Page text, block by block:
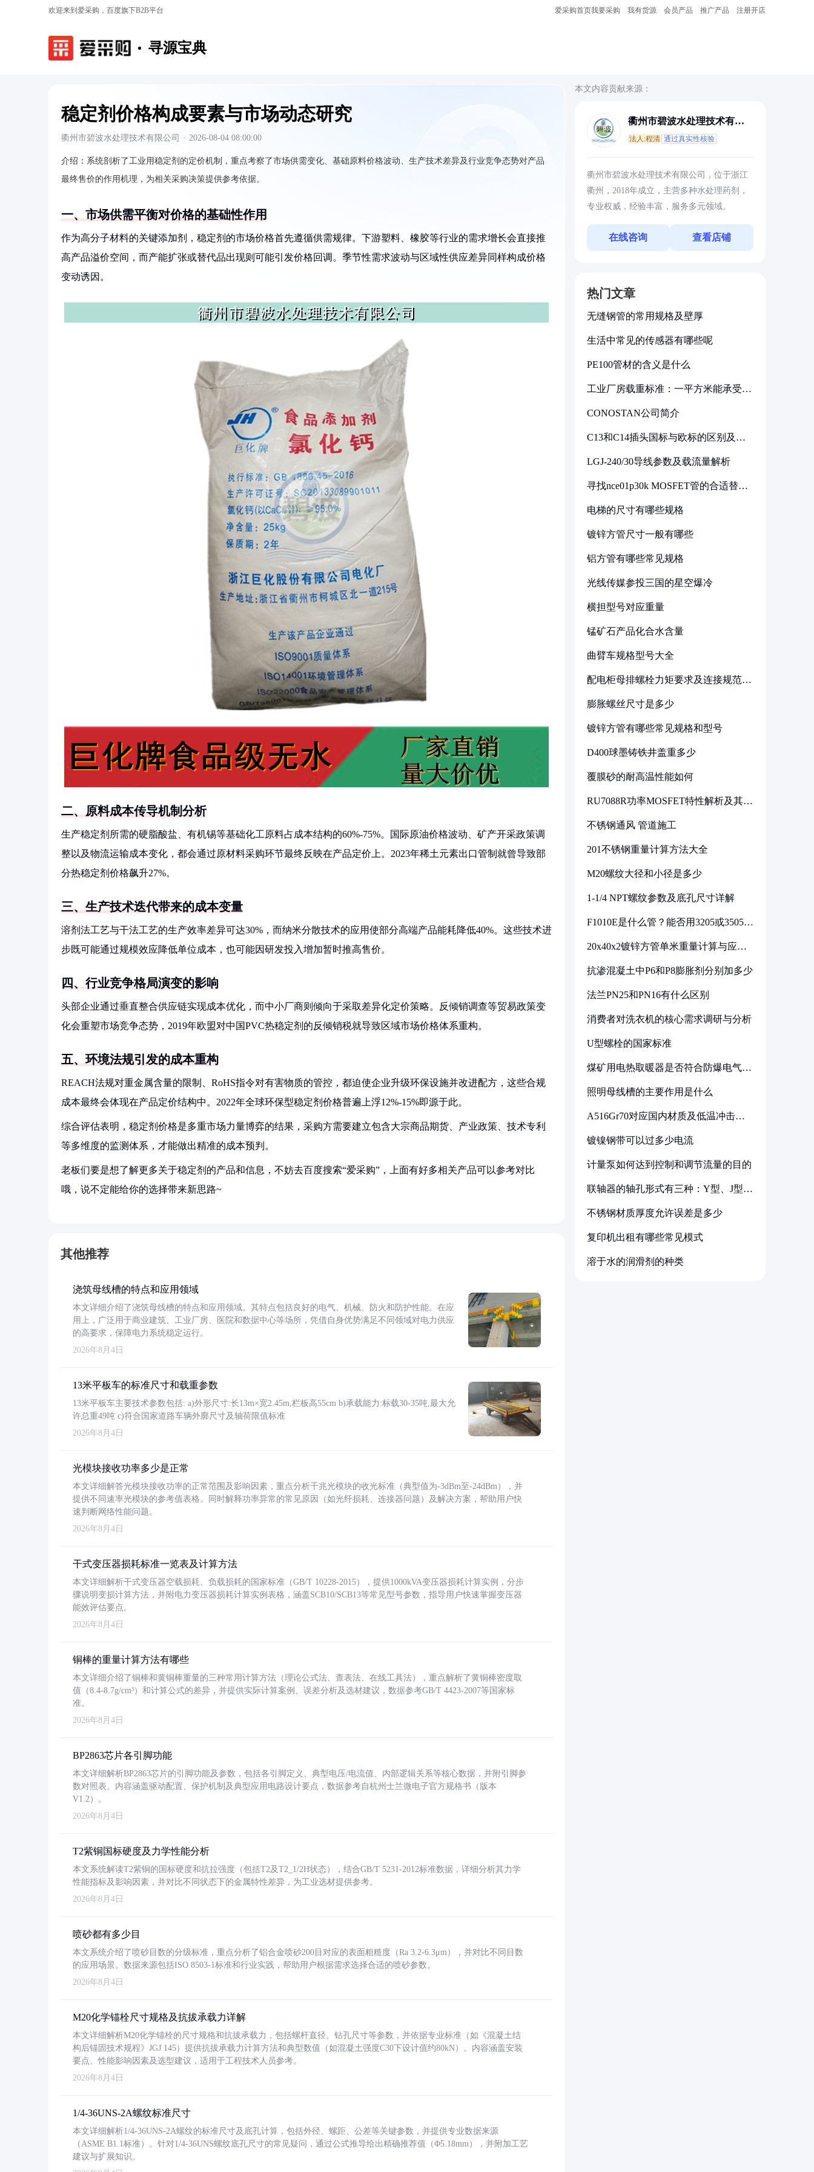
欢迎来到爱采购，百度旗下B2B平台 爱采购首页我要采购 我有货源 会员产品 推广产品 注册开店
寻源宝典
稳定剂价格构成要素与市场动态研究
衢州市碧波水处理技术有限公司 · 2026-08-04 08:00:00
介绍： 系统剖析了工业用稳定剂的定价机制，重点考察了市场供需变化、基础原料价格波动、生产技术差异及行业竞争态势对产品
最终售价的作用机理，为相关采购决策提供参考依据。
一、市场供需平衡对价格的基础性作用
作为高分子材料的关键添加剂，稳定剂的市场价格首先遵循供需规律。下游塑料、橡胶等行业的需求增长会直接推
高产品溢价空间，而产能扩张或替代品出现则可能引发价格回调。季节性需求波动与区域性供应差异同样构成价格
变动诱因。
二、原料成本传导机制分析
生产稳定剂所需的硬脂酸盐、有机锡等基础化工原料占成本结构的60%-75%。国际原油价格波动、矿产开采政策调
整以及物流运输成本变化，都会通过原材料采购环节最终反映在产品定价上。2023年稀土元素出口管制就曾导致部
分热稳定剂价格飙升27%。
三、生产技术迭代带来的成本变量
溶剂法工艺与干法工艺的生产效率差异可达30%，而纳米分散技术的应用使部分高端产品能耗降低40%。这些技术进
步既可能通过规模效应降低单位成本，也可能因研发投入增加暂时推高售价。
四、行业竞争格局演变的影响
头部企业通过垂直整合供应链实现成本优化，而中小厂商则倾向于采取差异化定价策略。反倾销调查等贸易政策变
化会重塑市场竞争态势，2019年欧盟对中国PVC热稳定剂的反倾销税就导致区域市场价格体系重构。
五、环境法规引发的成本重构
REACH法规对重金属含量的限制、RoHS指令对有害物质的管控，都迫使企业升级环保设施并改进配方，这些合规
成本最终会体现在产品定价结构中。2022年全球环保型稳定剂价格普遍上浮12%-15%即源于此。
综合评估表明，稳定剂价格是多重市场力量博弈的结果，采购方需要建立包含大宗商品期货、产业政策、技术专利
等多维度的监测体系，才能做出精准的成本预判。
老板们要是想了解更多关于稳定剂的产品和信息，不妨去百度搜索“爱采购”，上面有好多相关产品可以参考对比
哦，说不定能给你的选择带来新思路~
其他推荐
浇筑母线槽的特点和应用领域
本文详细介绍了浇筑母线槽的特点和应用领域。其特点包括良好的电气、机械、防火和防护性能。在应
用上，广泛用于商业建筑、工业厂房、医院和数据中心等场所，凭借自身优势满足不同领域对电力供应
的高要求，保障电力系统稳定运行。
2026年8月4日
13米平板车的标准尺寸和载重参数
13米平板车主要技术参数包括: a)外形尺寸:长13m×宽2.45m,栏板高55cm b)承载能力:标载30-35吨,最大允
许总重49吨 c)符合国家道路车辆外廓尺寸及轴荷限值标准
2026年8月4日
光模块接收功率多少是正常
本文详细解答光模块接收功率的正常范围及影响因素，重点分析千兆光模块的收光标准（典型值为-3dBm至-24dBm），并
提供不同速率光模块的参考值表格。同时解释功率异常的常见原因（如光纤损耗、连接器问题）及解决方案，帮助用户快
速判断网络性能问题。
2026年8月4日
干式变压器损耗标准一览表及计算方法
本文详细解析干式变压器空载损耗、负载损耗的国家标准（GB/T 10228-2015），提供1000kVA变压器损耗计算实例，分步
骤说明变损计算方法，并附电力变压器损耗计算实例表格，涵盖SCB10/SCB13等常见型号参数，指导用户快速掌握变压器
能效评估要点。
2026年8月4日
铜棒的重量计算方法有哪些
本文详细介绍了铜棒和黄铜棒重量的三种常用计算方法（理论公式法、查表法、在线工具法），重点解析了黄铜棒密度取
值（8.4-8.7g/cm³）和计算公式的差异，并提供实际计算案例、误差分析及选材建议，数据参考GB/T 4423-2007等国家标
准。
2026年8月4日
BP2863芯片各引脚功能
本文详细解析BP2863芯片的引脚功能及参数，包括各引脚定义、典型电压/电流值、内部逻辑关系等核心数据，并附引脚参
数对照表。内容涵盖驱动配置、保护机制及典型应用电路设计要点，数据参考自杭州士兰微电子官方规格书（版本
V1.2）。
2026年8月4日
T2紫铜国标硬度及力学性能分析
本文系统解读T2紫铜的国标硬度和抗拉强度（包括T2及T2_1/2H状态），结合GB/T 5231-2012标准数据，详细分析其力学
性能指标及影响因素，并对比不同状态下的金属特性差异，为工业选材提供参考。
2026年8月4日
喷砂都有多少目
本文系统介绍了喷砂目数的分级标准，重点分析了铝合金喷砂200目对应的表面粗糙度（Ra 3.2-6.3μm），并对比不同目数
的应用场景。数据来源包括ISO 8503-1标准和行业实践，帮助用户根据需求选择合适的喷砂参数。
2026年8月4日
M20化学锚栓尺寸规格及抗拔承载力详解
本文详细解析M20化学锚栓的尺寸规格和抗拔承载力，包括螺杆直径、钻孔尺寸等参数，并依据专业标准（如《混凝土结
构后锚固技术规程》JGJ 145）提供抗拔承载力计算方法和典型数值（如混凝土强度C30下设计值约80kN）。内容涵盖安装
要点、性能影响因素及选型建议，适用于工程技术人员参考。
2026年8月4日
1/4-36UNS-2A螺纹标准尺寸
本文详细解析1/4-36UNS-2A螺纹的标准尺寸及底孔计算，包括外径、螺距、公差等关键参数，并提供专业数据来源
（ASME B1.1标准）。针对1/4-36UNS螺纹底孔尺寸的常见疑问，通过公式推导给出精确推荐值（Φ5.18mm），并附加工艺
建议与扩展知识。
本文内容贡献来源：
衢州市碧波水处理技术有限
法人:程清 通过真实性核验
衢州市碧波水处理技术有限公司，位于浙江
衢州，2018年成立，主营多种水处理药剂，
专业权威，经验丰富，服务多元领域。
在线咨询 查看店铺
热门文章
无缝钢管的常用规格及壁厚
生活中常见的传感器有哪些呢
PE100管材的含义是什么
工业厂房载重标准：一平方米能承受多
CONOSTAN公司简介
C13和C14插头国标与欧标的区别及其
LGJ-240/30导线参数及载流量解析
寻找nce01p30k MOSFET管的合适替代
电梯的尺寸有哪些规格
镀锌方管尺寸一般有哪些
铝方管有哪些常见规格
光线传媒参投三国的星空爆冷
横担型号对应重量
锰矿石产品化合水含量
曲臂车规格型号大全
配电柜母排螺栓力矩要求及连接规范详
膨胀螺丝尺寸是多少
镀锌方管有哪些常见规格和型号
D400球墨铸铁井盖重多少
覆膜砂的耐高温性能如何
RU7088R功率MOSFET特性解析及其在
不锈钢通风 管道施工
201不锈钢重量计算方法大全
M20螺纹大径和小径是多少
1-1/4 NPT螺纹参数及底孔尺寸详解
F1010E是什么管？能否用3205或3505代
20x40x2镀锌方管单米重量计算与应用
抗渗混凝土中P6和P8膨胀剂分别加多少
法兰PN25和PN16有什么区别
消费者对洗衣机的核心需求调研与分析
U型螺栓的国家标准
煤矿用电热取暖器是否符合防爆电气设
照明母线槽的主要作用是什么
A516Gr70对应国内材质及低温冲击要
镀镍钢带可以过多少电流
计量泵如何达到控制和调节流量的目的
联轴器的轴孔形式有三种：Y型、J型、
不锈钢材质厚度允许误差是多少
复印机出租有哪些常见模式
溶于水的润滑剂的种类